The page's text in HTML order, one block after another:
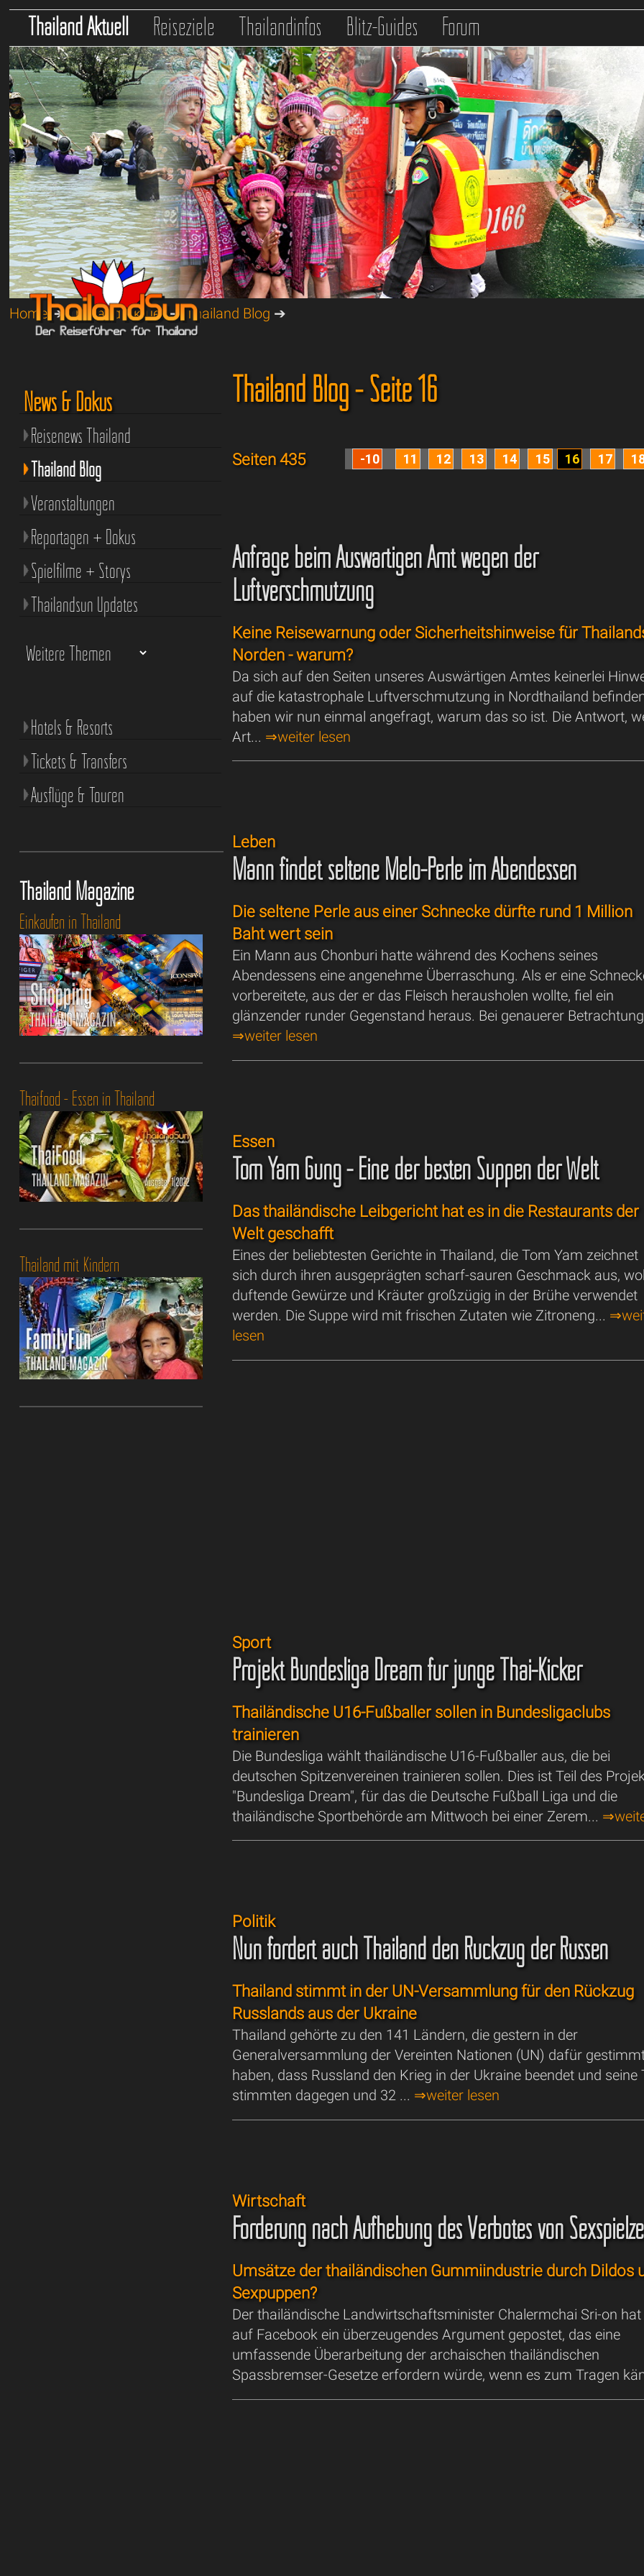
Thailand Aktuell Reiseziele Thailandinfos Blitz-Guides Forum
Home➔Thailand Aktuell➔Thailand Blog ➔
Thailand Blog - Seite 16
Seiten 435 -10 11 12 13 14 15 16 17
Anfrage beim Auswärtigen Amt wegen der
Luftverschmutzung
Keine Reisewarnung oder Sicherheitshinweise für
Norden - warum?
Da sich auf den Seiten unseres Auswärtigen Amtes keinerlei
auf die katastrophale Luftverschmutzung in Nordthailand
haben wir nun einmal angefragt, warum das so ist. Die Antwort,
Art... ⇒weiter lesen
Leben
Mann findet seltene Melo-Perle im Abendessen
Die seltene Perle aus einer Schnecke dürfte rund 1 Million
Baht wert sein
Ein Mann aus Chonburi hatte während des Kochens seines
Abendessens eine angenehme Überraschung. Als er eine
vorbereitete, aus der er das Fleisch herausholen wollte, fiel ein
glänzender runder Gegenstand heraus. Bei genauerer
⇒weiter lesen
Essen
Tom Yam Gung - Eine der besten Suppen der Welt
Das thailändische Leibgericht hat es in die Restaurants der
Welt geschafft
Eines der beliebtesten Gerichte in Thailand, die Tom Yam zeichnet
sich durch ihren ausgeprägten scharf-sauren Geschmack aus,
duftende Gewürze und Kräuter großzügig in der Brühe verwendet
werden. Die Suppe wird mit frischen Zutaten wie Zitroneng...
lesen
Sport
Projekt Bundesliga Dream für junge Thai-Kicker
Thailändische U16-Fußballer sollen in Bundesligaclubs
trainieren
Die Bundesliga wählt thailändische U16-Fußballer aus, die bei
deutschen Spitzenvereinen trainieren sollen. Dies ist Teil des
"Bundesliga Dream", für das die Deutsche Fußball Liga und die
thailändische Sportbehörde am Mittwoch bei einer Zerem...
Politik
Nun fordert auch Thailand den Rückzug der Russen
Thailand stimmt in der UN-Versammlung für den Rückzug
Russlands aus der Ukraine
Thailand gehörte zu den 141 Ländern, die gestern in der
Generalversammlung der Vereinten Nationen (UN) dafür
haben, dass Russland den Krieg in der Ukraine beendet und
stimmten dagegen und 32 ... ⇒weiter lesen
Wirtschaft
Forderung nach Aufhebung des Verbotes von
Umsätze der thailändischen Gummiindustrie durch Dildos
Sexpuppen?
Der thailändische Landwirtschaftsminister Chalermchai Sri-on hat
auf Facebook ein überzeugendes Argument gepostet, das eine
umfassende Überarbeitung der archaischen thailändischen
Spassbremser-Gesetze erfordern würde, wenn es zum Tragen
News & Dokus
Reisenews Thailand
Thailand Blog
Veranstaltungen
Reportagen + Dokus
Spielfilme + Storys
Thailandsun Updates
Hotels & Resorts
Tickets & Transfers
Ausflüge & Touren
Thailand Magazine
Einkaufen in Thailand
Thaifood - Essen in Thailand
Thailand mit Kindern